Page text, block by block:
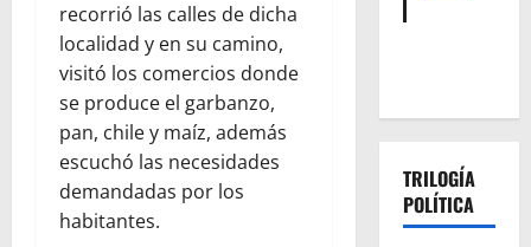
recorrió las calles de dicha
localidad y en su camino,
visitó los comercios donde
se produce el garbanzo,
pan, chile y maíz, además
escuchó las necesidades
demandadas por los
habitantes.
TRILOGÍA
POLÍTICA